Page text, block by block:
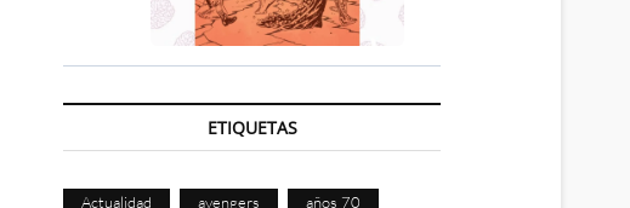
ETIQUETAS
Actualidad avengers años 70